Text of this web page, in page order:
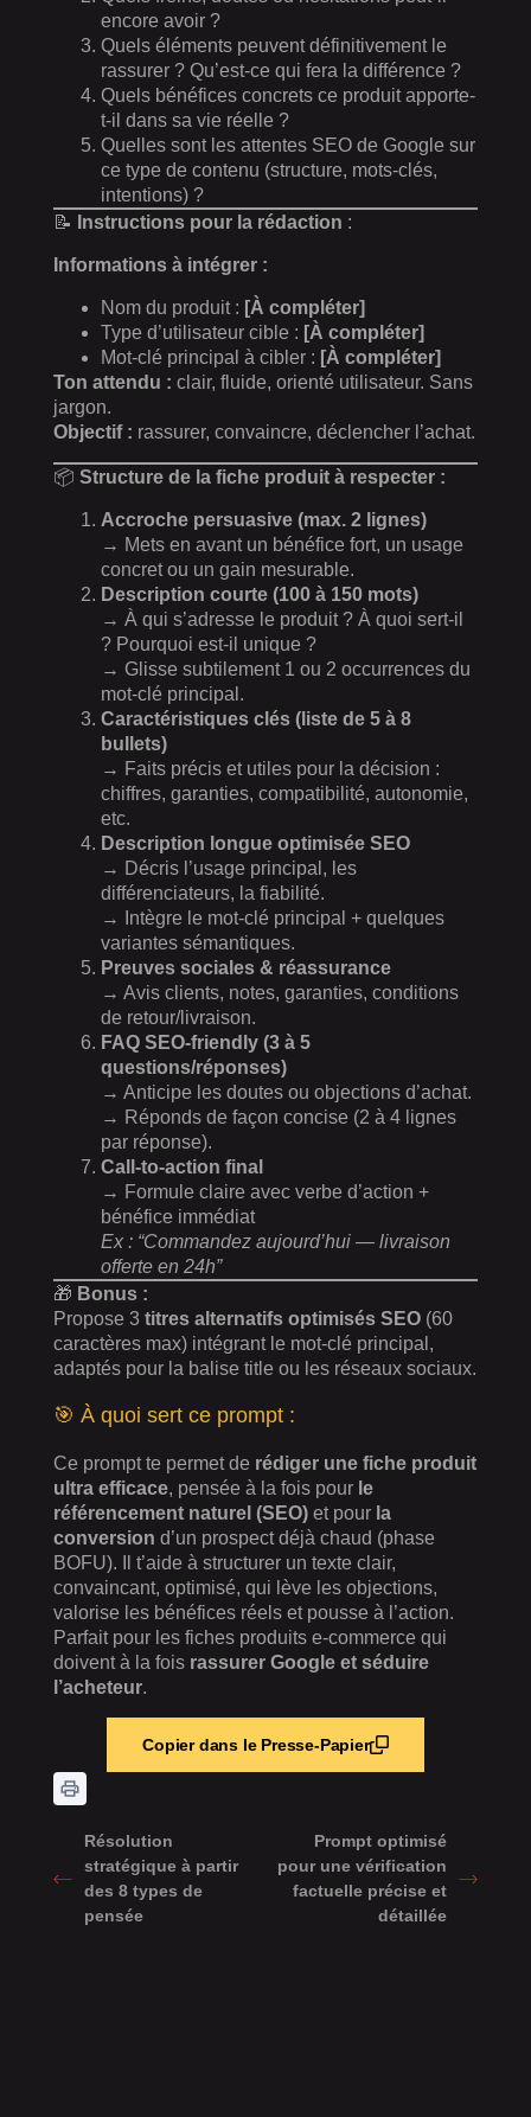
encore avoir ?
Quels éléments peuvent définitivement le
rassurer ? Qu’est-ce qui fera la différence ?
Quels bénéfices concrets ce produit apporte-
t-il dans sa vie réelle ?
Quelles sont les attentes SEO de Google sur
ce type de contenu (structure, mots-clés,
intentions) ?
📝
Instructions pour la rédaction :
Informations à intégrer :
Nom du produit : [À compléter]
Type d’utilisateur cible : [À compléter]
Mot-clé principal à cibler : [À compléter]
Ton attendu : clair, fluide, orienté utilisateur. Sans
jargon.
Objectif : rassurer, convaincre, déclencher l’achat.
📦 Structure de la fiche produit à respecter :
Accroche persuasive (max. 2 lignes)
→ Mets en avant un bénéfice fort, un usage
concret ou un gain mesurable.
Description courte (100 à 150 mots)
→ À qui s’adresse le produit ? À quoi sert-il
? Pourquoi est-il unique ?
→ Glisse subtilement 1 ou 2 occurrences du
mot-clé principal.
Caractéristiques clés (liste de 5 à 8
bullets)
→ Faits précis et utiles pour la décision :
chiffres, garanties, compatibilité, autonomie,
etc.
Description longue optimisée SEO
→ Décris l’usage principal, les
différenciateurs, la fiabilité.
→ Intègre le mot-clé principal + quelques
variantes sémantiques.
Preuves sociales & réassurance
→ Avis clients, notes, garanties, conditions
de retour/livraison.
FAQ SEO-friendly (3 à 5
questions/réponses)
→ Anticipe les doutes ou objections d’achat.
→ Réponds de façon concise (2 à 4 lignes
par réponse).
Call-to-action final
→ Formule claire avec verbe d’action +
bénéfice immédiat
Ex : “Commandez aujourd’hui — livraison
offerte en 24h”
🎁 Bonus :
Propose 3 titres alternatifs optimisés SEO (60
caractères max) intégrant le mot-clé principal,
adaptés pour la balise title ou les réseaux sociaux.
🎯 À quoi sert ce prompt :
Ce prompt te permet de rédiger une fiche produit
ultra efficace, pensée à la fois pour le
référencement naturel (SEO) et pour la
conversion d’un prospect déjà chaud (phase
BOFU). Il t’aide à structurer un texte clair,
convaincant, optimisé, qui lève les objections,
valorise les bénéfices réels et pousse à l’action.
Parfait pour les fiches produits e-commerce qui
doivent à la fois rassurer Google et séduire
l’acheteur.
Copier dans le Presse-Papier
Résolution
stratégique à partir
des 8 types de
pensée
Prompt optimisé
pour une vérification
factuelle précise et
détaillée